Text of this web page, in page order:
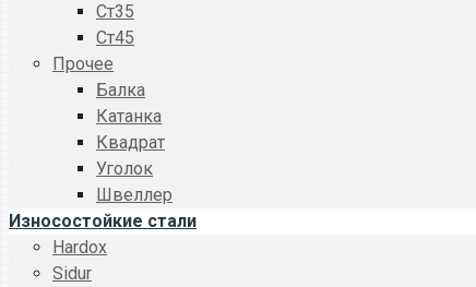
Ст35
Ст45
Прочее
Балка
Катанка
Квадрат
Уголок
Швеллер
Износостойкие стали
Hardox
Sidur